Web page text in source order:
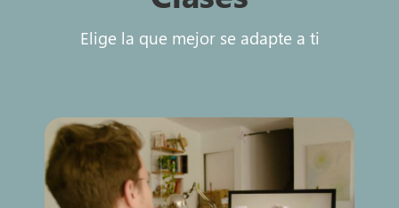
Elige la que mejor se adapte a ti